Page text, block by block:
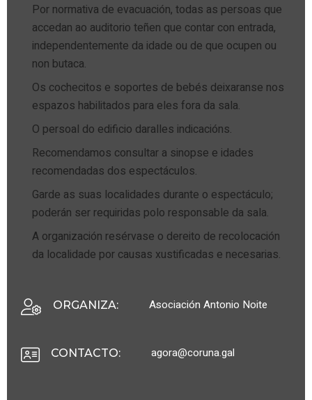
Por normativa de evacuación, todas as persoas que
accedan ao auditorio teñen que contar con entrada,
independentemente da idade ou de que ocupen ou
non butaca.
Os cochecitos e soportes de bebés deixaranse nos
espazos habilitados para eles fora da sala.
O persoal do edificio daralles indicacións.
Recomendamos consultar a sinopse e idades
recomendadas dos espectáculos.
Garde as suas localidades durante o espectáculo;
poderán ser requiridas polo responsable da sala.
A organización resérvase o dereito de recolocación
da localidade por causas xustificadas e necesarias.
ORGANIZA: Asociación Antonio Noite
CONTACTO: agora@coruna.gal